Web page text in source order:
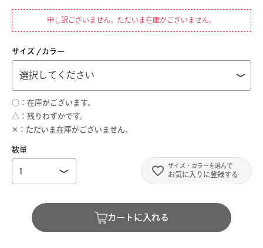
申し訳ございません。ただいま在庫がございません。
サイズ カラー
○
在庫がございます。
△
残りわずかです。
✕
ただいま在庫がございません。
お気に入りに登録する
カートに入れる